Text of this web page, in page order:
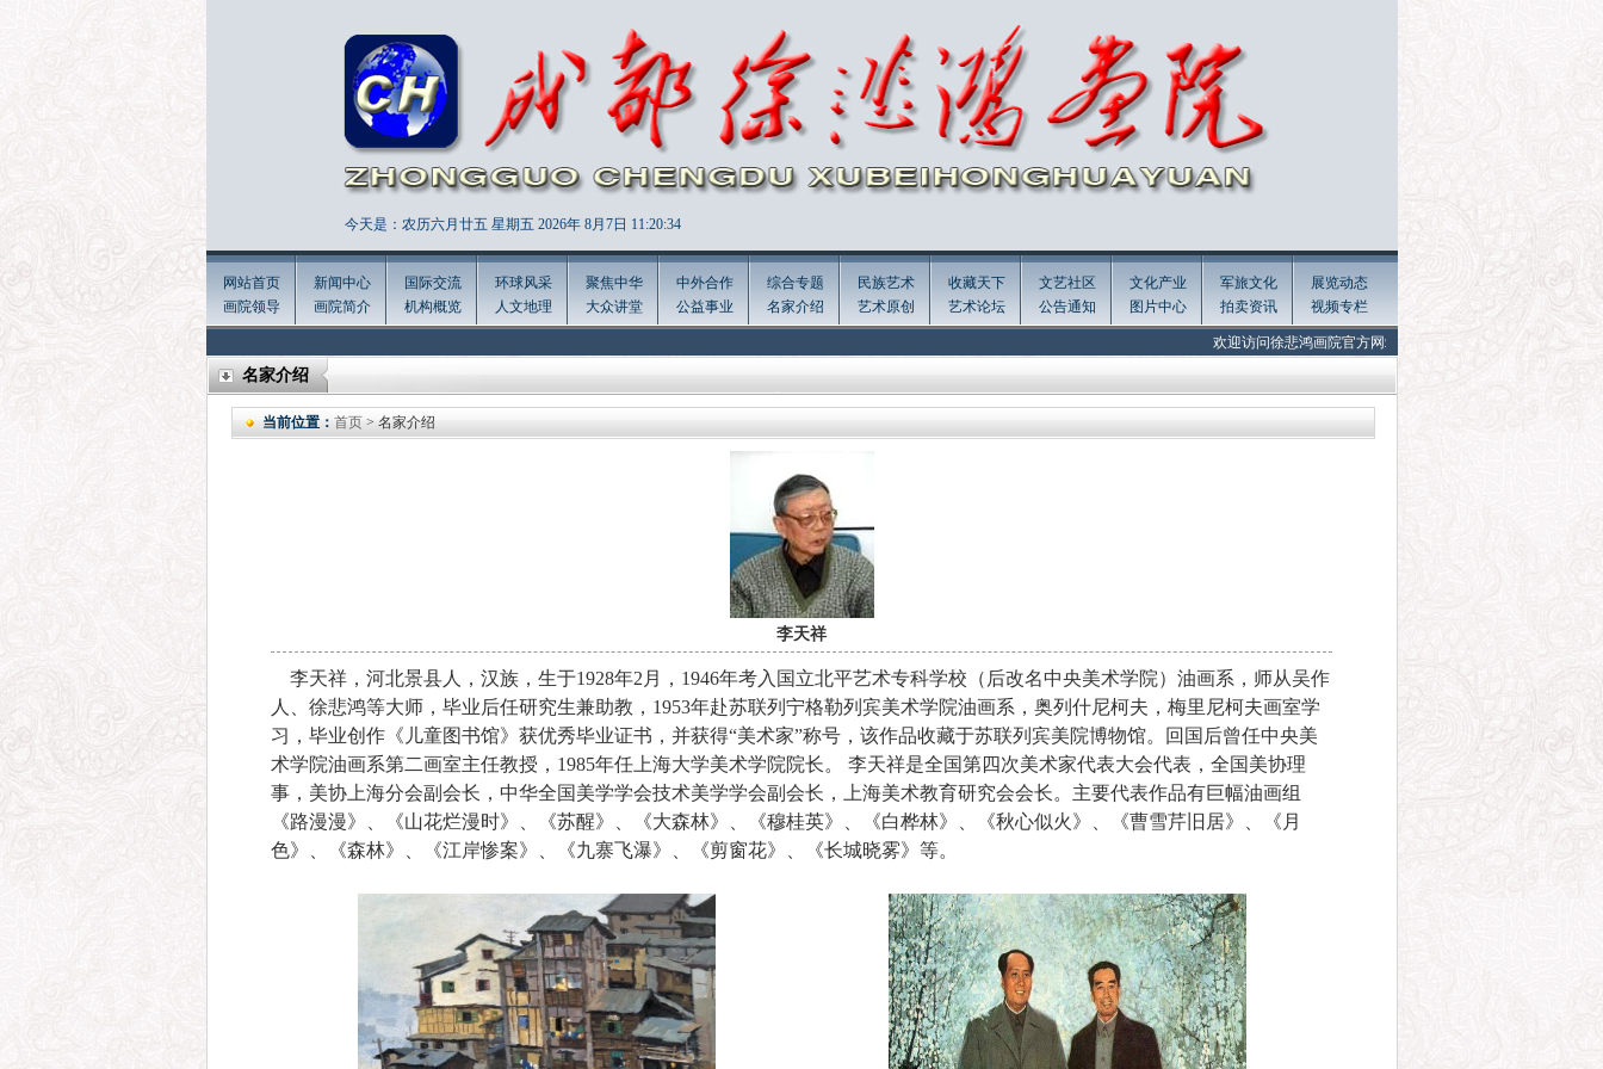
今天是：农历六月廿五 星期五 2026年 8月7日 11:20:35
网站首页
画院领导
新闻中心
画院简介
国际交流
机构概览
环球风采
人文地理
聚焦中华
大众讲堂
中外合作
公益事业
综合专题
名家介绍
民族艺术
艺术原创
收藏天下
艺术论坛
文艺社区
公告通知
文化产业
图片中心
军旅文化
拍卖资讯
展览动态
视频专栏
欢迎访问徐悲鸿画院官方网站 Welcome to the official website of
名家介绍
当前位置： 首页> 名家介绍
李天祥
李天祥，河北景县人，汉族，生于1928年2月，1946年考入国立北平艺术专科学校（后改名中央美术学院）油画系，师从吴作
人、徐悲鸿等大师，毕业后任研究生兼助教，1953年赴苏联列宁格勒列宾美术学院油画系，奥列什尼柯夫，梅里尼柯夫画室学
习，毕业创作《儿童图书馆》获优秀毕业证书，并获得“美术家”称号，该作品收藏于苏联列宾美院博物馆。回国后曾任中央美
术学院油画系第二画室主任教授，1985年任上海大学美术学院院长。 李天祥是全国第四次美术家代表大会代表，全国美协理
事，美协上海分会副会长，中华全国美学学会技术美学学会副会长，上海美术教育研究会会长。主要代表作品有巨幅油画组
《路漫漫》、《山花烂漫时》、《苏醒》、《大森林》、《穆桂英》、《白桦林》、《秋心似火》、《曹雪芹旧居》、《月
色》、《森林》、《江岸惨案》、《九寨飞瀑》、《剪窗花》、《长城晓雾》等。